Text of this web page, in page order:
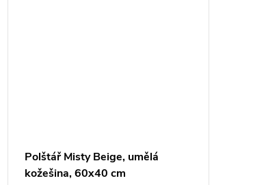
Polštář Misty Beige, umělá
kožešina, 60x40 cm